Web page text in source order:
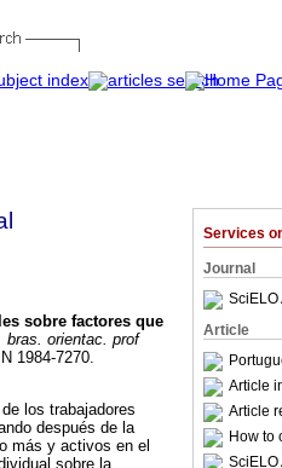
Services
Journal
SciELO
Article
Article
Article
How to
SciELO
sobre factores que
bras. orientac. prof
1984-7270.
los trabajadores
después de la
más y activos en el
sobre la